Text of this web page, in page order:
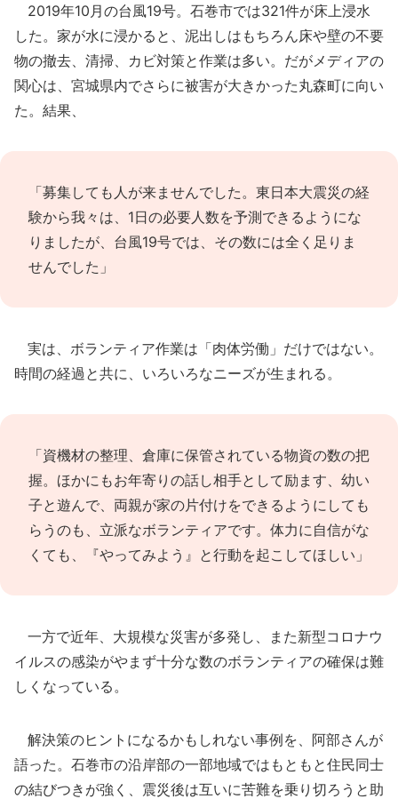
2019年10月の台風19号。石巻市では321件が床上浸水
した。家が水に浸かると、泥出しはもちろん床や壁の不要
物の撤去、清掃、カビ対策と作業は多い。だがメディアの
関心は、宮城県内でさらに被害が大きかった丸森町に向い
た。結果、
「募集しても人が来ませんでした。東日本大震災の経
験から我々は、1日の必要人数を予測できるようにな
りましたが、台風19号では、その数には全く足りま
せんでした」
実は、ボランティア作業は「肉体労働」だけではない。
時間の経過と共に、いろいろなニーズが生まれる。
「資機材の整理、倉庫に保管されている物資の数の把
握。ほかにもお年寄りの話し相手として励ます、幼い
子と遊んで、両親が家の片付けをできるようにしても
らうのも、立派なボランティアです。体力に自信がな
くても、『やってみよう』と行動を起こしてほしい」
一方で近年、大規模な災害が多発し、また新型コロナウ
イルスの感染がやまず十分な数のボランティアの確保は難
しくなっている。
解決策のヒントになるかもしれない事例を、阿部さんが
語った。石巻市の沿岸部の一部地域ではもともと住民同士
の結びつきが強く、震災後は互いに苦難を乗り切ろうと助